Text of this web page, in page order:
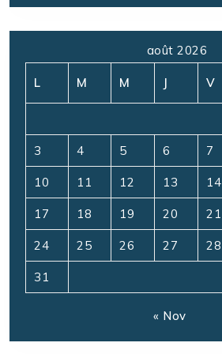
août 2026
L M M J V
3 4 5 6 7
10 11 12 13 14
17 18 19 20 21
24 25 26 27 28
31
« Nov